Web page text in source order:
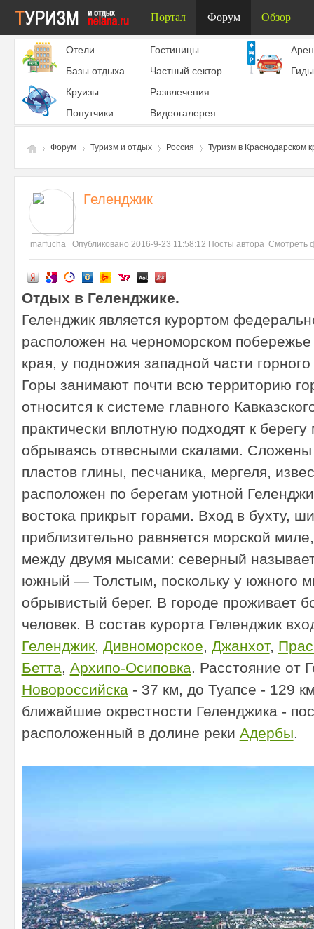
Портал Форум Обзор
Отели
Гостиницы
Базы отдыха
Частный сектор
Гиды
Круизы
Развлечения
Попутчики
Видеогалерея
Ту
ри
и
ды
Форум Туризм и отдых Россия Туризм в Краснодарском
Геленджик
marfucha Опубликовано 2016-9-23 11:58:12 Посты автора Смотреть
Отдых в Геленджике.
Геленджик является курортом
расположен на черноморском побережье
края, у подножия западной части
Горы занимают почти всю территорию
относится к системе главного
практически вплотную подходят к берегу
обрываясь отвесными скалами.
пластов глины, песчаника, мергеля,
расположен по берегам уютной
востока прикрыт горами. Вход в бухту,
приблизительно равняется морской
между двумя мысами: северный
южный — Толстым, поскольку у южного
обрывистый берег. В городе проживает
человек. В состав курорта Геленджик
Геленджик, Дивноморское, Джанхот,
Бетта, Архипо-Осиповка. Расстояние от
Новороссийска- 37 км, до Туапсе - 129
ближайшие окрестности Геленджика -
расположенный в долине реки Адербы.